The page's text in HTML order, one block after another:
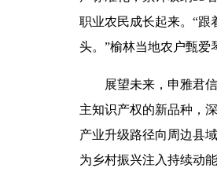
职业农民成长起来。“跟
头。”榆林当地农户甄爱
展望未来，申雅君
主知识产权的新品种，
产业升级路径向周边县
为乡村振兴注入持续动能